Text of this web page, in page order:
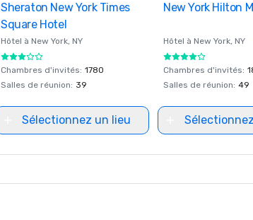
Removed from favorites
Sheraton New York Times
Square Hotel
Hôtel à New York, NY
Chambres d'invités: 1780
Salles de réunion: 39
Sélectionnez un lieu
Removed from
New York Hilton
Hôtel à New York, NY
Chambres d'invités:
Salles de réunion: 49